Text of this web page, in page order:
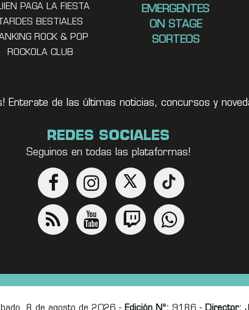
PAGA LA FIESTA
TARDES BESTIALES
ROCK & POP
ROCKOLA CLUB
EMERGENTES
ON STAGE
SORTEOS
Enterate de las últimas noticias, concursos y
REDES SOCIALES
Seguinos en todas las plataformas!